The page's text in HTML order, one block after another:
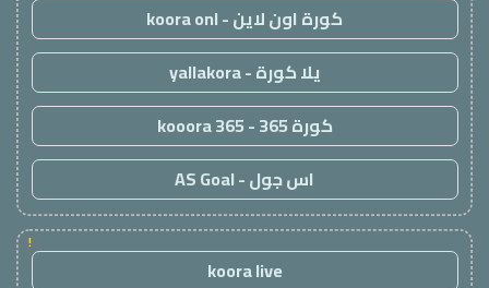
كورة اون لاين - koora onl
يلا كورة - yallakora
كورة 365 - kooora 365
اس جول - AS Goal
!
koora live